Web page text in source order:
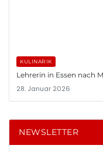
KULINARIK
Lehrerin in Essen nach
28. Januar 2026
NEWSLETTER